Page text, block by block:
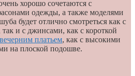
хорошо сочетаются с
одежды, а также моделями
будет отлично смотреться как с
и с джинсами, как с короткой
вечерним платьем, как с высокими
на плоской подошве.